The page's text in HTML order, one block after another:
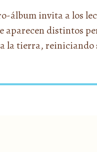
álbum invita a los
aparecen distintos
la tierra, reiniciando